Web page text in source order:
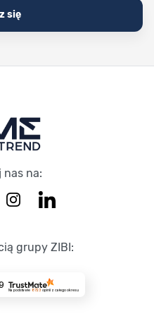
się
nas na:
grupy ZIBI:
Na podstawie 8723 opinii z całego okresu